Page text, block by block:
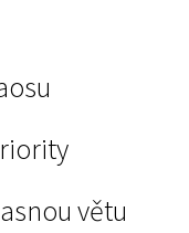
větu